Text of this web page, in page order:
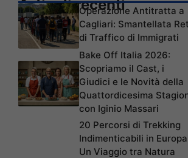
Articoli recentiOperazione Antitratta a
Cagliari: Smantellata
di Traffico di Immigrati
Bake Off Italia 2026:
Scopriamo il Cast, i
Giudici e le Novità della
Quattordicesima
con Iginio Massari
20 Percorsi di Trekking
Indimenticabili in
Un Viaggio tra Natura